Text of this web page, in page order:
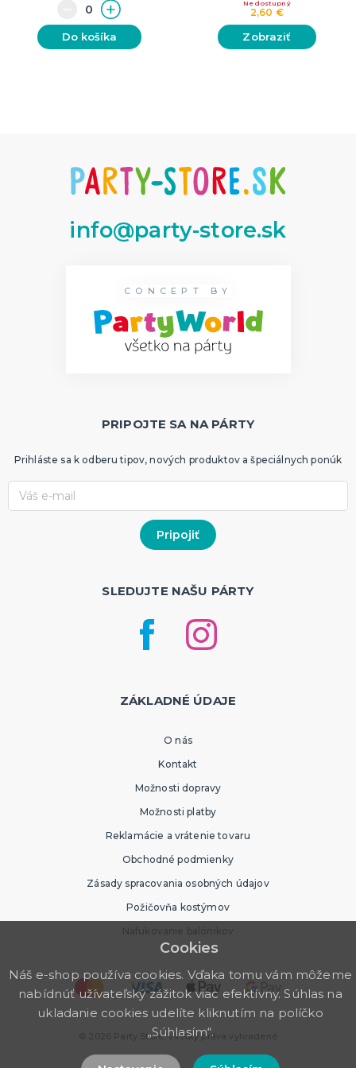
Do košíka
2,60 €
Nedostupný
Zobraziť
info@party-store.sk
CONCEPT BY
PRIPOJTE SA NA PÁRTY
Prihláste sa k odberu tipov, nových produktov a špeciálnych ponúk
SLEDUJTE NAŠU PÁRTY
ZÁKLADNÉ ÚDAJE
O nás
Kontakt
Možnosti dopravy
Možnosti platby
Reklamácie a vrátenie tovaru
Obchodné podmienky
Zásady spracovania osobných údajov
Požičovňa kostýmov
Nafukovanie balónikov
© 2026 Party Store. Všetky práva vyhradené
Cookies
Náš e-shop používa cookies. Vďaka tomu vám môžeme
nabídnúť užívateľský zážitok viac efektívny. Súhlas na
ukladanie cookies udelíte kliknutím na políčko
„Súhlasím“.